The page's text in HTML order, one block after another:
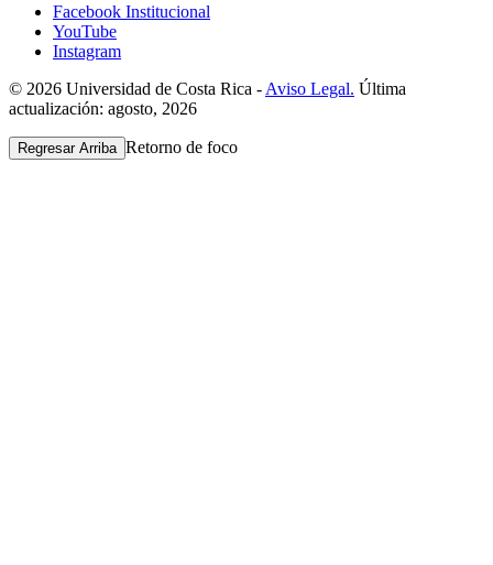
Facebook Institucional
YouTube
Instagram
© 2026 Universidad de Costa Rica - Aviso Legal. Última
actualización: agosto, 2026
Regresar Arriba Retorno de foco